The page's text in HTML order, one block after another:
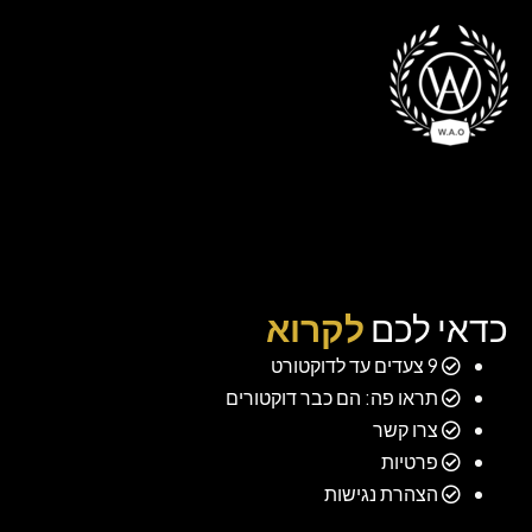
כדאי לכם לקרוא
9 צעדים עד לדוקטורט
תראו פה: הם כבר דוקטורים
צרו קשר
פרטיות
הצהרת נגישות